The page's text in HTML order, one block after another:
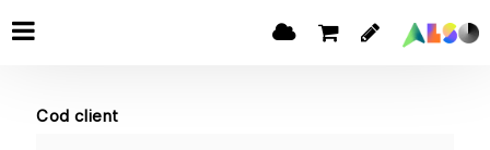
Cod client